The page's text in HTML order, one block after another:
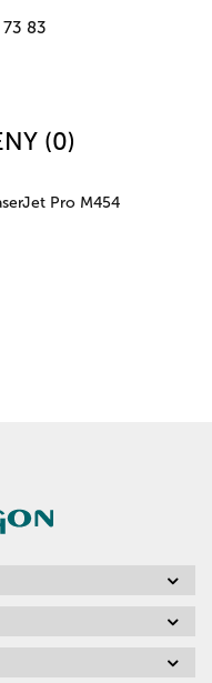
83
(0)
Pro M454